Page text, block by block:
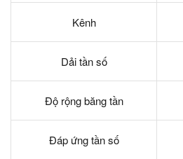
Kênh
Dải tần số
Độ rộng băng tần
Đáp ứng tần số